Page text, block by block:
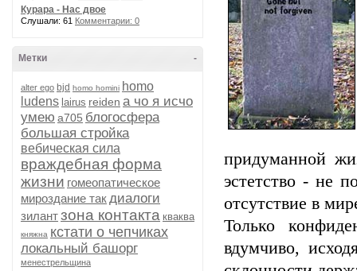
Курара - Нас двое
Слушали: 61 Комментарии: 0
-
Метки
alter ego bjd homo homini homo
ludens lairus reiden а чо я исчо
умею а705 блогосфера
большая стройка
вебическая сила
враждебная форма
жизни гомеопатическое
мироздание такдиалоги
зилантзона контакта кваква
княжна кстати о чепчиках
локальный башорг
менестрельщина
придуманной
эстетство - не
отсутствие в
Только
вдумчиво,